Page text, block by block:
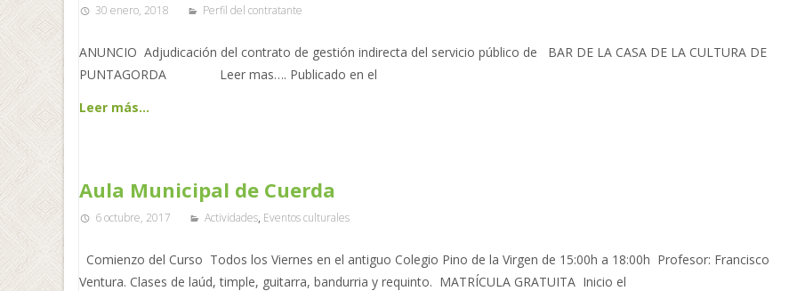
30 enero, 2018 Perfil del contratante
ANUNCIO Adjudicación del contrato de gestión indirecta del servicio público de BAR DE LA CASA DE LA CULTURA DE
PUNTAGORDA Leer mas…. Publicado en el
Leer más…
Aula Municipal de Cuerda
6 octubre, 2017 Actividades, Eventos culturales
Comienzo del Curso Todos los Viernes en el antiguo Colegio Pino de la Virgen de 15:00h a 18:00h Profesor: Francisco
Ventura. Clases de laúd, timple, guitarra, bandurria y requinto. MATRÍCULA GRATUITA Inicio el